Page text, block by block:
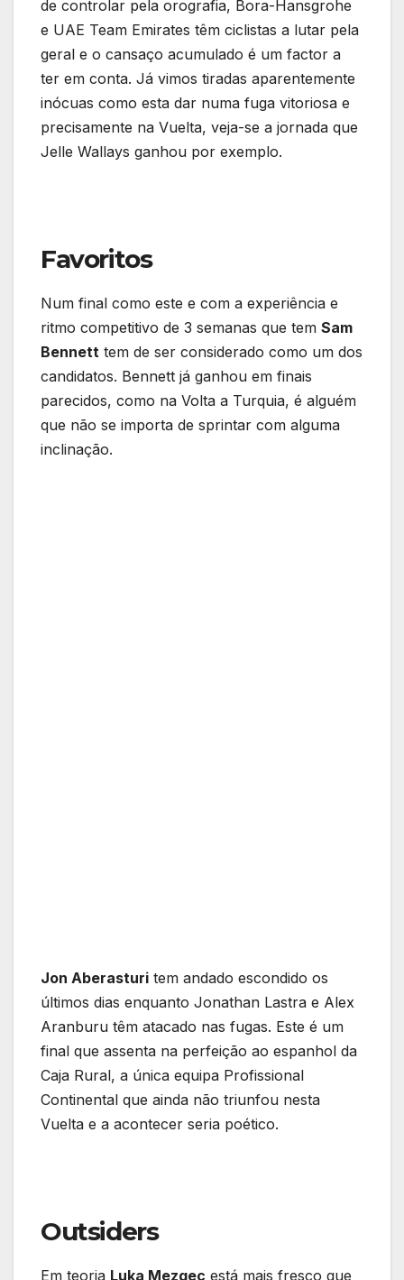
de controlar pela orografia, Bora-Hansgrohe
e UAE Team Emirates têm ciclistas a lutar pela
geral e o cansaço acumulado é um factor a
ter em conta. Já vimos tiradas aparentemente
inócuas como esta dar numa fuga vitoriosa e
precisamente na Vuelta, veja-se a jornada que
Jelle Wallays ganhou por exemplo.
Favoritos
Num final como este e com a experiência e
ritmo competitivo de 3 semanas que tem Sam
Bennett tem de ser considerado como um dos
candidatos. Bennett já ganhou em finais
parecidos, como na Volta a Turquia, é alguém
que não se importa de sprintar com alguma
inclinação.
Jon Aberasturi tem andado escondido os
últimos dias enquanto Jonathan Lastra e Alex
Aranburu têm atacado nas fugas. Este é um
final que assenta na perfeição ao espanhol da
Caja Rural, a única equipa Profissional
Continental que ainda não triunfou nesta
Vuelta e a acontecer seria poético.
Outsiders
Em teoria Luka Mezgec está mais fresco que